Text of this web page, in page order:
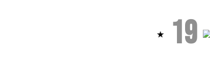
19